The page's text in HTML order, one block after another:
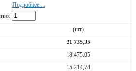
Подробнее ...
(шт)
21 735,35
18 475,05
15 214,74